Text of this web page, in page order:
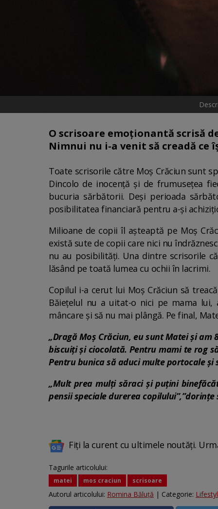
O scrisoare emoționantă scrisă
Nimnui nu i-a venit să creadă ce
Toate scrisorile către Moș Crăciun sunt
Dincolo de inocență și de frumusețea
bucuria sărbătorii. Deși perioada
posibilitatea financiară pentru a-și
Milioane de copii îl așteaptă pe Moș
există sute de copii care nici nu
nu au posibilități. Una dintre scrisorile
lăsând pe toată lumea cu ochii în lacrimi.
Copilul i-a cerut lui Moș Crăciun să
Băiețelul nu a uitat-o nici pe mama
mâncare și să nu mai plângă. Pe final,
„Dragă Moș Crăciun, eu sunt Matei și
biscuiți și ciocolată. Pentru mami te rog
Pentru bunica să aduci multe portocale și
„Mult prea mulți săraci și puțini
pensii speciale durerea
Fiți la curent cu ultimele noutăți.
Tagurile articolului:
matei mos craciun scrisoare
Autorul articolului: Romina Băluță | Categorie: